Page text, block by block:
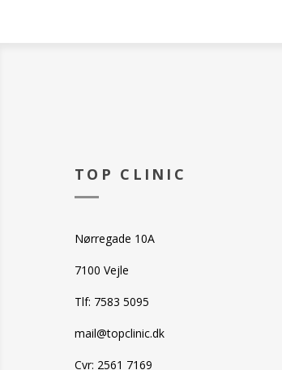
TOP CLINIC
Nørregade 10A
7100 Vejle
Tlf: 7583 5095
mail@topclinic.dk
Cvr: 2561 7169